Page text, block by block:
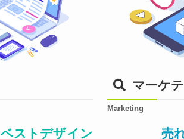
ベストデザイン
マーケ
Marketing
売